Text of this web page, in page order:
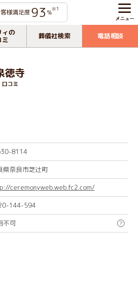
様満足度 93 %※1
ィの
ミ
葬儀社検索 電話相談
徳寺
口コミ
8114
県奈良市芝辻町
ceremonyweb.web.fc2.com/
144-594
不可 ?